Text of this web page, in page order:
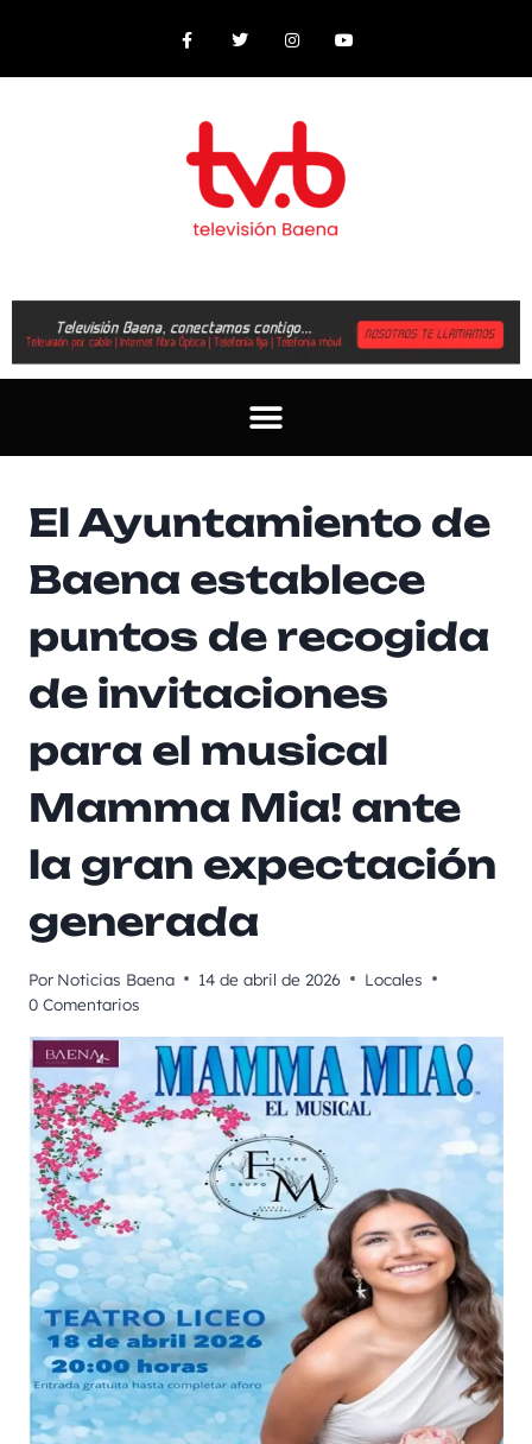
El Ayuntamiento de
Baena establece
puntos de recogida
de invitaciones
para el musical
Mamma Mia! ante
la gran expectación
generada
Por Noticias Baena 14 de abril de 2026
Locales
0 Comentarios